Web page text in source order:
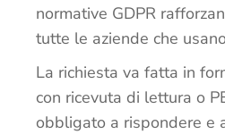
normative GDPR
tutte le aziende che
La richiesta va fatta in
con ricevuta di lettura o
obbligato a rispondere e